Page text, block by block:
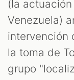
(la
Venezuela)
intervención
la toma de
grupo